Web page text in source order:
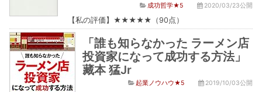
成功哲学★5 2020/03/23公開
【私の評価】★★★★★（90点）
「誰も知らなかった ラーメン店
投資家になって成功する方法」
藏本 猛Jr
起業ノウハウ★5 2019/10/03公開